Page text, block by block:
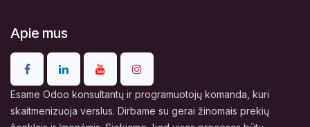
Apie mus
Esame Odoo konsultantų ir programuotojų komanda, kuri
skaitmenizuoja verslus. Dirbame su gerai žinomais prekių